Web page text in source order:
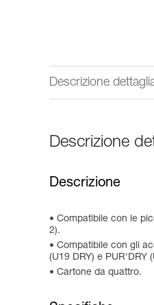
Descrizione
Descrizione
Descrizione
Compatibile con le
2).
Compatibile con gli
(U19 DRY) e PUR'DRY
Cartone da quattro.